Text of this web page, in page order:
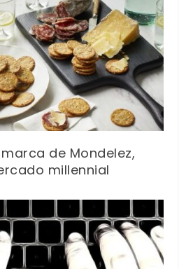
de Mondelez,
millennial